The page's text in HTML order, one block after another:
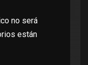
no será
están